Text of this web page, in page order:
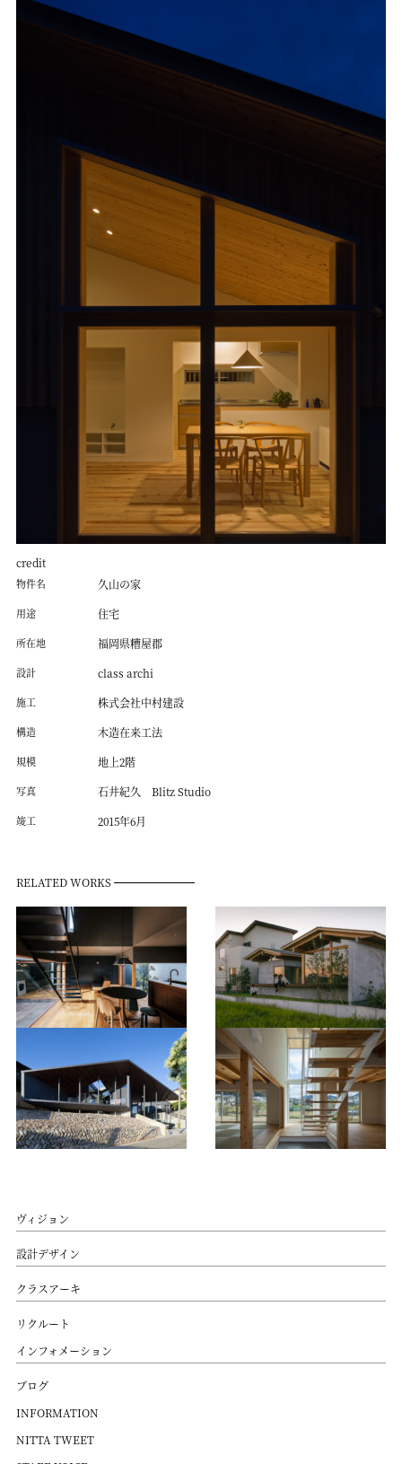
credit
物件名 久山の家
用途 住宅
所在地 福岡県糟屋郡
設計 class archi
施工 株式会社中村建設
構造 木造在来工法
規模 地上2階
写真 石井紀久 Blitz Studio
竣工 2015年6月
RELATED WORKS
ヴィジョン
設計デザイン
クラスアーキ
リクルート
インフォメーション
ブログ
INFORMATION
NITTA TWEET